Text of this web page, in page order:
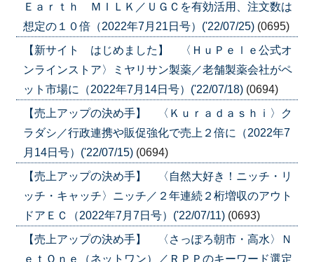
Ｅａｒｔｈ ＭＩＬＫ／ＵＧＣを有効活用、注文数は
想定の１０倍（2022年7月21日号）('22/07/25) (0695)
【新サイト はじめました】 〈ＨｕＰｅｌｅ公式オ
ンラインストア〉ミヤリサン製薬／老舗製薬会社がペ
ット市場に（2022年7月14日号）('22/07/18) (0694)
【売上アップの決め手】 〈Ｋｕｒａｄａｓｈｉ〉ク
ラダシ／行政連携や販促強化で売上２倍に（2022年7
月14日号）('22/07/15) (0694)
【売上アップの決め手】 〈自然大好き！ニッチ・リ
ッチ・キャッチ〉ニッチ／２年連続２桁増収のアウト
ドアＥＣ（2022年7月7日号）('22/07/11) (0693)
【売上アップの決め手】 〈さっぽろ朝市・高水〉Ｎ
ｅｔＯｎｅ（ネットワン）／ＲＰＰのキーワード選定